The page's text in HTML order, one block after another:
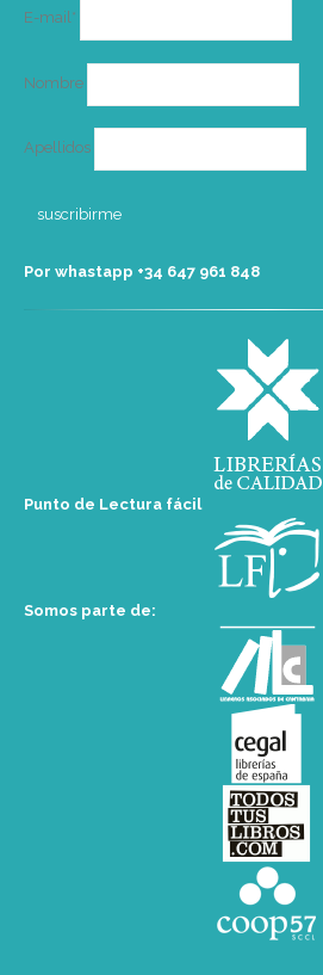
E-mail*
Nombre
Apellidos
Por whastapp +34 ‭647 961 848‬
Punto de Lectura fácil
Somos parte de: